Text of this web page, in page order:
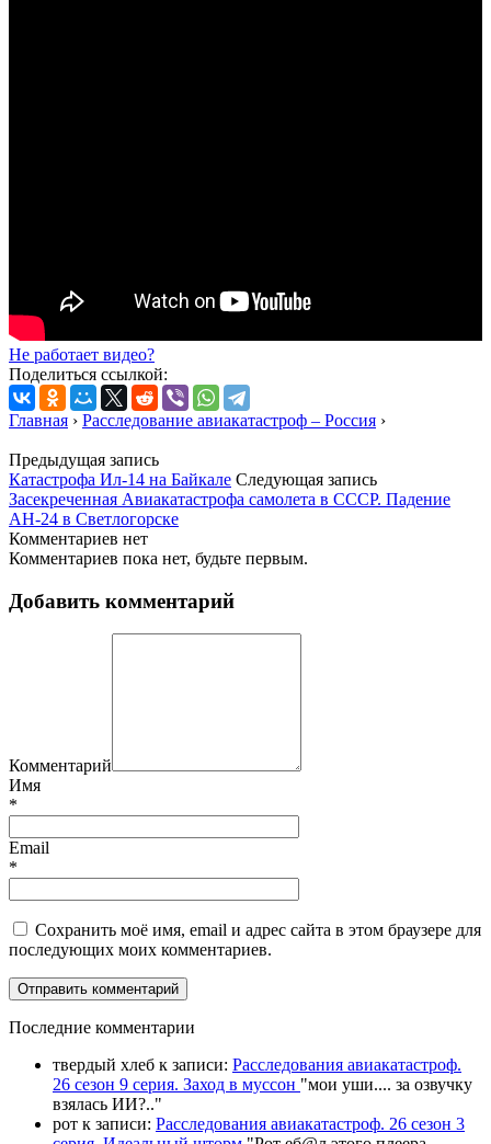
Не работает видео?
Поделиться ссылкой:
Главная › Расследование авиакатастроф – Россия ›
Предыдущая запись
Катастрофа Ил-14 на Байкале Следующая запись
Засекреченная Авиакатастрофа самолета в СССР. Падение
АН-24 в Светлогорске
Комментариев нет
Комментариев пока нет, будьте первым.
Добавить комментарий
Комментарий
Имя
*
Email
*
Сохранить моё имя, email и адрес сайта в этом браузере для
последующих моих комментариев.
Последние комментарии
твердый хлеб к записи: Расследования авиакатастроф.
26 сезон 9 серия. Заход в муссон "мои уши.... за озвучку
взялась ИИ?.."
рот к записи: Расследования авиакатастроф. 26 сезон 3